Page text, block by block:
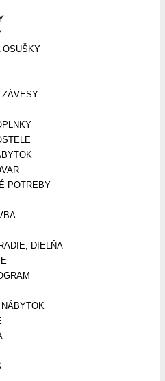
OSUŠKY
ZÁVESY
POTREBY
DIELŇA